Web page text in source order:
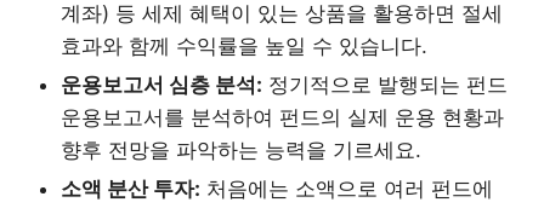
계좌) 등 세제 혜택이 있는 상품을 활용하면 절세
효과와 함께 수익률을 높일 수 있습니다.
운용보고서 심층 분석: 정기적으로 발행되는 펀드
운용보고서를 분석하여 펀드의 실제 운용 현황과
향후 전망을 파악하는 능력을 기르세요.
소액 분산 투자: 처음에는 소액으로 여러 펀드에